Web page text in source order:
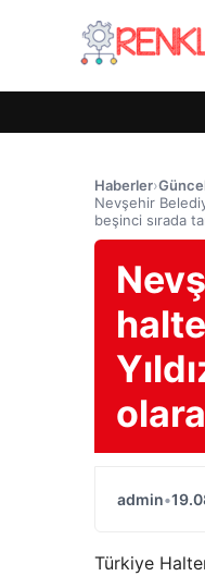
Haberler›
Nevşehir
beşinci sırada
admin•
Türkiye